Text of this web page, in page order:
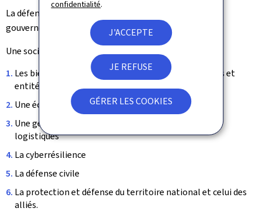
confidentialité.
J'ACCEPTE
JE REFUSE
GÉRER LES COOKIES
La défense de la démocratie et de l'État de droit et du
gouvernement
Une société résiliente
Les biens et services essentiels et les infrastructures et
entités critiques
Une économie résiliente
Une gestion intégrée des ressources stratégiques et
logistiques
La cyberrésilience
La défense civile
La protection et défense du territoire national et celui des
alliés.